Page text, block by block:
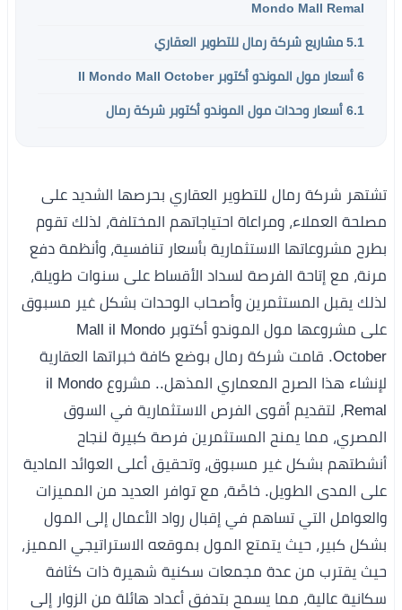
Mondo Mall Remal
5.1 مشاريع شركة رمال للتطوير العقاري
6 أسعار مول الموندو أكتوبر Il Mondo Mall October
6.1 أسعار وحدات مول الموندو أكتوبر شركة رمال
تشتهر شركة رمال للتطوير العقاري بحرصها الشديد على
مصلحة العملاء، ومراعاة احتياجاتهم المختلفة، لذلك تقوم
بطرح مشروعاتها الاستثمارية بأسعار تنافسية، وأنظمة دفع
مرنة، مع إتاحة الفرصة لسداد الأقساط على سنوات طويلة،
لذلك يقبل المستثمرين وأصحاب الوحدات بشكل غير مسبوق
على مشروعها مول الموندو أكتوبر Mall il Mondo
October. قامت شركة رمال بوضع كافة خبراتها العقارية
لإنشاء هذا الصرح المعماري المذهل.. مشروع il Mondo
Remal، لتقديم أقوى الفرص الاستثمارية في السوق
المصري، مما يمنح المستثمرين فرصة كبيرة لنجاح
أنشطتهم بشكل غير مسبوق، وتحقيق أعلى العوائد المادية
على المدى الطويل. خاصًة، مع توافر العديد من المميزات
والعوامل التي تساهم في إقبال رواد الأعمال إلى المول
بشكل كبير، حيث يتمتع المول بموقعه الاستراتيجي المميز،
حيث يقترب من عدة مجمعات سكنية شهيرة ذات كثافة
سكانية عالية، مما يسمح بتدفق أعداد هائلة من الزوار إلى